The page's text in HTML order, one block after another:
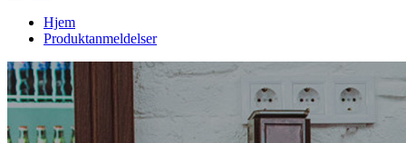
Hjem
Produktanmeldelser